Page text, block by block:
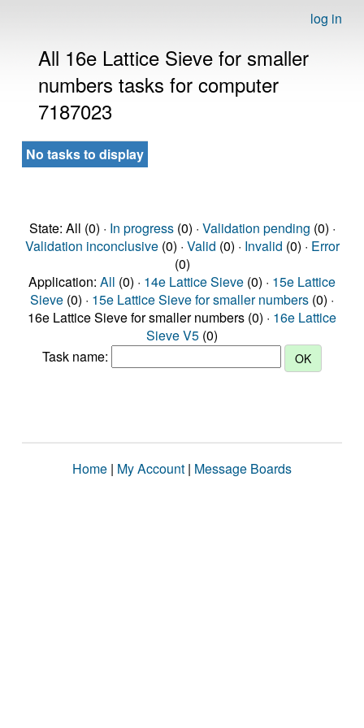
log in
All 16e Lattice Sieve for smaller
numbers tasks for computer
7187023
No tasks to display
State: All (0) · In progress(0) · Validation pending (0) ·
Validation inconclusive(0) · Valid (0) · Invalid (0) · Error
(0)
Application: All (0) · 14e Lattice Sieve (0) · 15e Lattice
Sieve (0) · 15e Lattice Sieve for smaller numbers (0) ·
16e Lattice Sieve for smaller numbers (0) · 16e Lattice
Sieve V5 (0)
Task name:
Home | My Account | Message Boards